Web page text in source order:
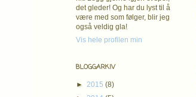
det gleder! Og har du lyst til å
være med som følger, blir jeg
også veldig gla!
Vis hele profilen min
BLOGGARKIV
► 2015 (8)